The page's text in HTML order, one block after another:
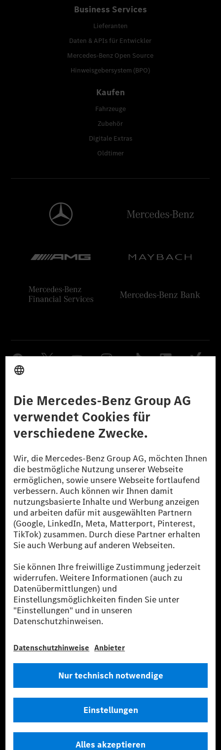
Business Services
Lieferanten
Daten & APIs für Entwickler
Mercedes-Benz Open Source
Hinweisgebersystem (BPO)
Kaufen
Fahrzeuge
Zubehör
Digitale Extras
Oldtimer
Datenschutz Lizenzhinweise Dritter Barrierefreiheit
© 2026 Mercedes-Benz Group AG. Alle Rechte vorbehalten.
[1] Bilanziell CO₂-neutral bedeutet, dass nicht vermiedene oder nicht
reduzierte CO₂-Emissionen bei der Mercedes-Benz Group durch
zertifizierte Ausgleichsprojekte kompensiert werden.
[2] Renewable Charging ist ein integraler Bestandteil von MB.CHARGE
Public in Europa, den USA, Kanada und China. Sofern an der jeweiligen
Ladestation noch kein Strom aus erneuerbaren Energien vorliegt,
verwendet Renewable Charging Grünstromzertifikate*. Diese stellen
sicher, dass für Ladevorgänge über MB.CHARGE Public eine äquivalente
Strommenge aus erneuerbaren Energien ins Stromnetz eingespeist wird.
* Inkl. EKOenergy Ökolabel
* Die angegebenen Werte wurden nach dem vorgeschriebenen
Messverfahren WLTP (Worldwide harmonised Light vehicles Test
Procedure) ermittelt. Die angegebenen Spannweiten beziehen sich auf
den europäischen Markt. Der Energieverbrauch und der CO₂-Ausstoß
eines Pkw sind nicht nur von der effizienten Ausnutzung des Kraftstoffs
bzw. des Energieträgers durch den Pkw, sondern auch vom Fahrstil und
** Der Stromverbrauch wurde auf der Grundlage der VO 692/2008/EG
Fahrzeugkonfiguration.
*** Angaben zum Stromverbrauch und zur Reichweite sind vorläufig und
wurden intern nach Maßgabe der Zertifizierungsmethode „WLTP-
Typgenehmigung noch eine Konformitätsbescheinigung mit amtlichen